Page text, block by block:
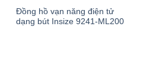
Đồng hồ vạn năng điện tử
dạng bút Insize 9241-ML200